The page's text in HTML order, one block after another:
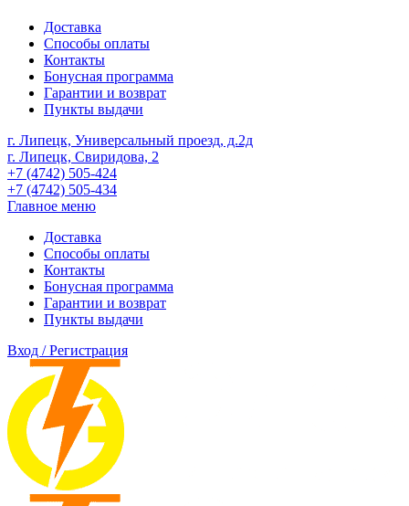
Доставка
Способы оплаты
Контакты
Бонусная программа
Гарантии и возврат
Пункты выдачи
г. Липецк, Универсальный проезд, д.2д
г. Липецк, Свиридова, 2
+7 (4742) 505-424
+7 (4742) 505-434
Главное меню
Доставка
Способы оплаты
Контакты
Бонусная программа
Гарантии и возврат
Пункты выдачи
Вход / Регистрация